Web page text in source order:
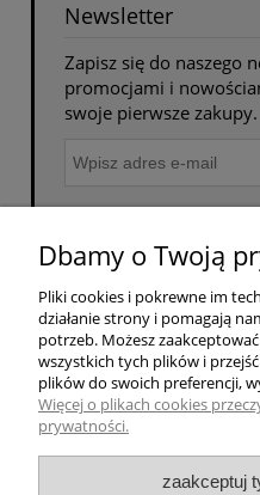
Newsletter
Zapisz się do naszego
promocjami i
swoje pierwsze zakupy.
Dbamy o Twoją
Pliki cookies i pokrewne im
działanie strony i pomagają
potrzeb. Możesz
wszystkich tych plików i
plików do swoich preferencji,
Więcej o plikach cookies
prywatności.
zaakceptuj